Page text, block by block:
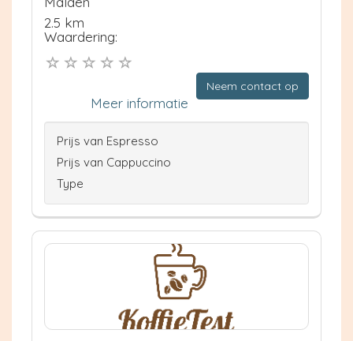
2.5 km
Waardering:
Neem contact op
Meer informatie
Prijs van Espresso
Prijs van Cappuccino
Type